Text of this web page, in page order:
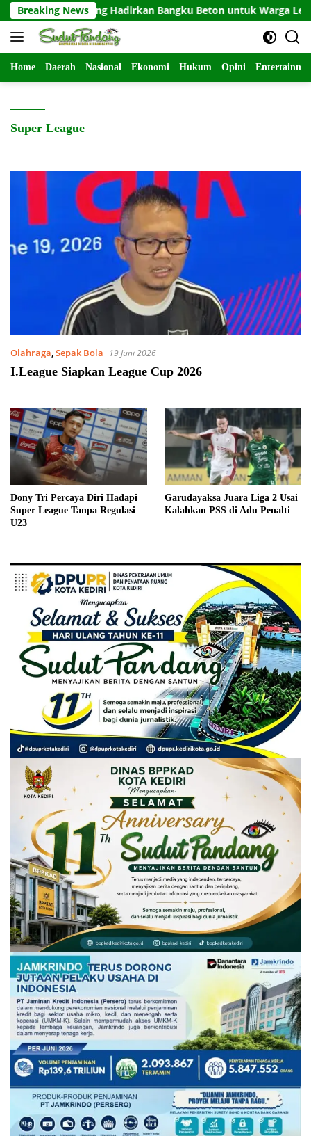
Langsung
ke
konten
Breaking News
Lumajang Hadirkan Bangku Beton untuk Warga Ledok
Home Daerah Nasional Ekonomi Hukum Opini
Super League
Olahraga,Sepak Bola 19 Juni 2026
I.League Siapkan League Cup 2026
Dony Tri Percaya Diri Hadapi
Super League Tanpa Regulasi
U23
Garudayaksa Juara Liga 2 Usai
Kalahkan PSS di Adu Penalti